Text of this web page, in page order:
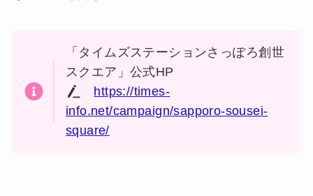
「タイムズステーションさっぽろ創世
スクエア」公式HP
https://times-
info.net/campaign/sapporo-sousei-
square/